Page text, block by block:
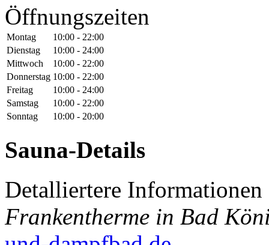
Öffnungszeiten
Montag
10:00 - 22:00
Dienstag
10:00 - 24:00
Mittwoch
10:00 - 22:00
Donnerstag 10:00 - 22:00
Freitag
10:00 - 24:00
Samstag
10:00 - 22:00
Sonntag
10:00 - 20:00
Sauna-Details
Detalliertere Informationen
Frankentherme in Bad